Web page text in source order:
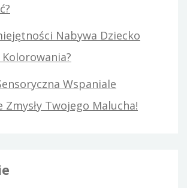
Nabywa Dziecko
Kolorowania?
Wspaniale
Zmysły Twojego Malucha!